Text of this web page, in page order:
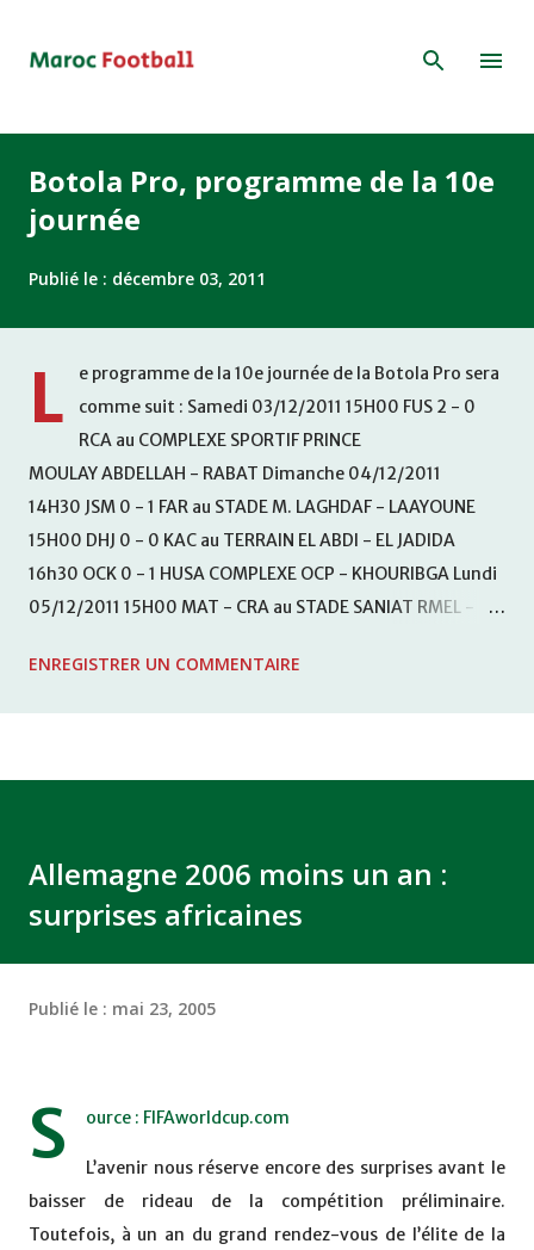
Botola Pro, programme de la 10e
journée
Publié le : décembre 03, 2011
L
e programme de la 10e journée de la Botola Pro sera
comme suit : Samedi 03/12/2011 15H00 FUS 2 - 0
RCA au COMPLEXE SPORTIF PRINCE
MOULAY ABDELLAH - RABAT Dimanche 04/12/2011
14H30 JSM 0 - 1 FAR au STADE M. LAGHDAF - LAAYOUNE
15H00 DHJ 0 - 0 KAC au TERRAIN EL ABDI - EL JADIDA
16h30 OCK 0 - 1 HUSA COMPLEXE OCP - KHOURIBGA Lundi
05/12/2011 15H00 MAT - CRA au STADE SANIAT RMEL -
KHEMISET Mardi 06/12/2011 15H00 WAF - OCS au
ENREGISTRER UN COMMENTAIRE
Allemagne 2006 moins un an :
surprises africaines
Publié le : mai 23, 2005
S ource : FIFAworldcup.com
L’avenir nous réserve encore des surprises avant le
baisser de rideau de la compétition préliminaire.
Toutefois, à un an du grand rendez-vous de l’élite de la